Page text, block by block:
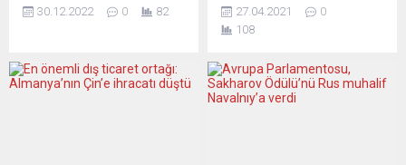
önlemlere değindi. Veran,...
yıl olacağını ummuştu.
enflasyon ve iklim
değişikliğinin etkileri, yine
30.12.2022 0 82
kazanması için Viyana
yönetimi 35 bin ek aşı için
duyurdu. Viyana’da
yayımlanan Yeni Vatan
27.04.2021
0
108